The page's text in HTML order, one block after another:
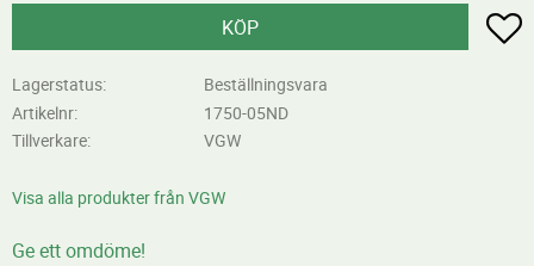
KÖP
Lagerstatus
Beställningsvara
Artikelnr
1750-05ND
Tillverkare
VGW
Visa alla produkter från VGW
Ge ett omdöme!